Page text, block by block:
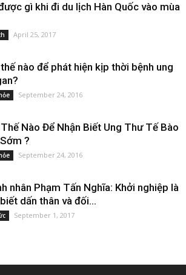
gì khi đi du lịch Hàn Quốc vào mùa
April 25, 2017
nào để phát hiện kịp thời bệnh ung
September 24, 2016
Nào Để Nhận Biết Ung Thư Tế Bào
?
September 24, 2016
nhân Phạm Tấn Nghĩa: Khởi nghiệp là
dấn thân và đối...
September 1, 2017